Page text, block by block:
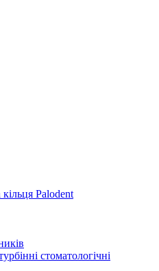
Palodent
стоматологічні